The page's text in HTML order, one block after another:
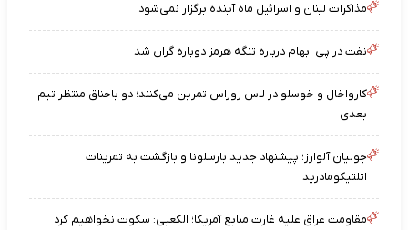
مذاکرات لبنان و اسرائیل ماه آینده برگزار نمی‌شود
نفت در پی ابهام درباره تنگه هرمز دوباره گران شد
کارواخال و خوسلو در لاس روزاس تمرین می‌کنند؛ دو باجناق منتظر تیم
بعدی
جولیان آلوارز؛ پیشنهاد جدید بارسلونا و بازگشت به تمرینات
اتلتیکومادرید
مقاومت عراق علیه غارت منابع آمریکا؛ الکعبی: سکوت نخواهیم کرد